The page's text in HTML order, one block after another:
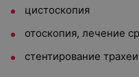
цистоскопия
отоскопия, лечение
стентирование трахеи